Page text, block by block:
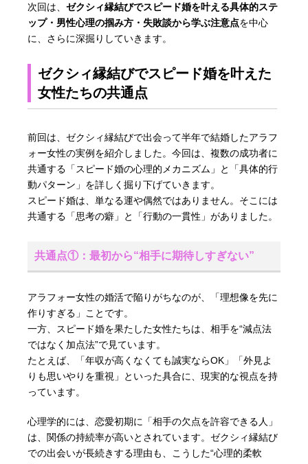
次回は、ゼクシィ縁結びでスピード婚を叶える具体的ステ
ップ・男性心理の掴み方・失敗談から学ぶ注意点を中心
に、さらに深掘りしていきます。
ゼクシィ縁結びでスピード婚を叶えた
女性たちの共通点
前回は、ゼクシィ縁結びで出会って半年で結婚したアラフ
ォー女性の実例を紹介しました。今回は、複数の成功者に
共通する「スピード婚の心理的メカニズム」と「具体的行
動パターン」を詳しく掘り下げていきます。
スピード婚は、単なる運や偶然ではありません。そこには
共通する「思考の癖」と「行動の一貫性」がありました。
共通点①：最初から“相手に期待しすぎない”
アラフォー女性の婚活で陥りがちなのが、「理想像を先に
作りすぎる」ことです。
一方、スピード婚を果たした女性たちは、相手を“減点法
ではなく加点法”で見ています。
たとえば、「年収が高くなくても誠実ならOK」「外見よ
りも思いやりを重視」といった具合に、現実的な視点を持
っています。
心理学的には、恋愛初期に「相手の欠点を許容できる人」
は、関係の持続率が高いとされています。ゼクシィ縁結び
での出会いが長続きする理由も、こうした“心理的柔軟